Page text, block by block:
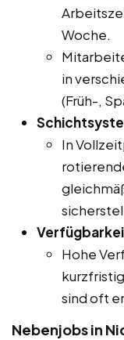
Woche.
in
(Früh-,
In
Hohe
sind oft
Nebenjobs in